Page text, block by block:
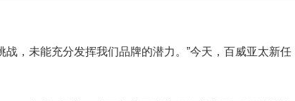
战，未能充分发挥我们品牌的潜力。”今天，百威亚太新任